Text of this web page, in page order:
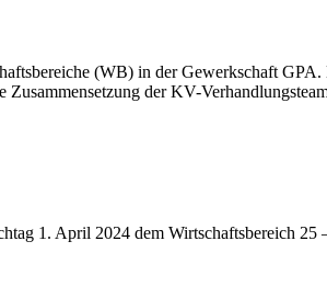
(WB) in der Gewerkschaft
der KV-
1. April 2024 dem Wirtschaftsbereich 25